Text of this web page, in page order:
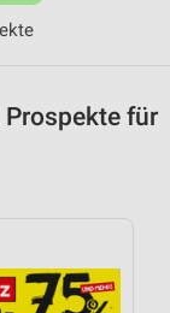
Prospekte für